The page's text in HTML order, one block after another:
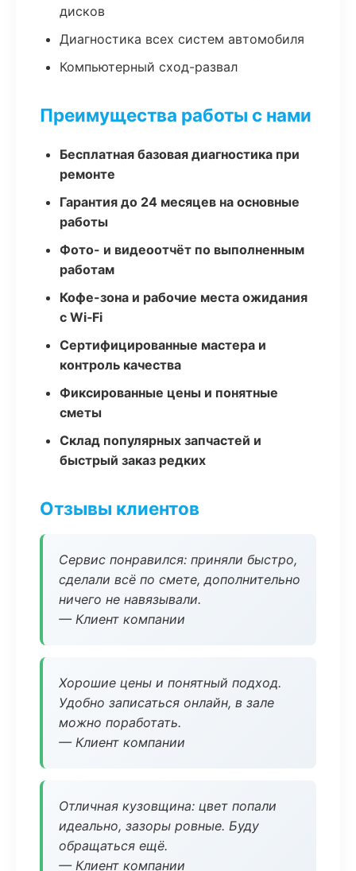
дисков
Диагностика всех систем автомобиля
Компьютерный сход-развал
Преимущества работы с нами
Бесплатная базовая диагностика при
ремонте
Гарантия до 24 месяцев на основные
работы
Фото- и видеоотчёт по выполненным
работам
Кофе-зона и рабочие места ожидания
с Wi‑Fi
Сертифицированные мастера и
контроль качества
Фиксированные цены и понятные
сметы
Склад популярных запчастей и
быстрый заказ редких
Отзывы клиентов
Сервис понравился: приняли быстро,
сделали всё по смете, дополнительно
ничего не навязывали.
— Клиент компании
Хорошие цены и понятный подход.
Удобно записаться онлайн, в зале
можно поработать.
— Клиент компании
Отличная кузовщина: цвет попали
идеально, зазоры ровные. Буду
обращаться ещё.
— Клиент компании